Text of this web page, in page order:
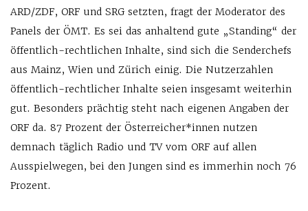
ARD/ZDF, ORF und SRG setzten, fragt der Moderator des
Panels der ÖMT. Es sei das anhaltend gute „Standing“ der
öffentlich-rechtlichen Inhalte, sind sich die Senderchefs
aus Mainz, Wien und Zürich einig. Die Nutzerzahlen
öffentlich-rechtlicher Inhalte seien insgesamt weiterhin
gut. Besonders prächtig steht nach eigenen Angaben der
ORF da. 87 Prozent der Österreicher*innen nutzen
demnach täglich Radio und TV vom ORF auf allen
Ausspielwegen, bei den Jungen sind es immerhin noch 76
Prozent.